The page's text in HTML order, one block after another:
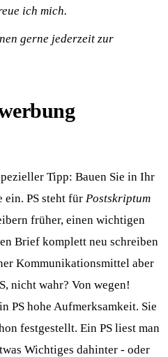
ich mich.
gerne jederzeit zur
Tipp: Bauen Sie in Ihr
ein. PS steht für Postskriptum
früher, einen wichtigen
Brief komplett neu schreiben
Kommunikationsmittel aber
nicht wahr? Von wegen!
PS hohe Aufmerksamkeit. Sie
festgestellt. Ein PS liest man
Wichtiges dahinter - oder